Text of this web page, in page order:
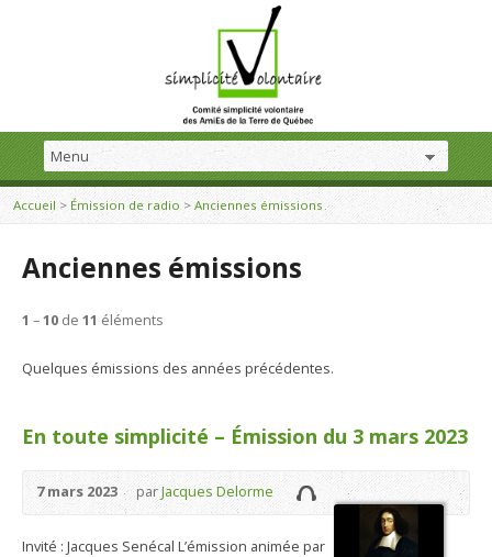
Accueil> Émission de radio >Anciennes émissions
Anciennes émissions
1 –10 de 11 éléments
Quelques émissions des années précédentes.
En toute simplicité – Émission du 3 mars 2023
7 mars 2023 parJacques Delorme
Invité : Jacques Senécal L’émission animée par